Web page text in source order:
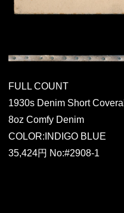
FULL COUNT
1930s Denim Short Coverall
8oz Comfy Denim
COLOR:INDIGO BLUE
35,424円 No:#2908-1